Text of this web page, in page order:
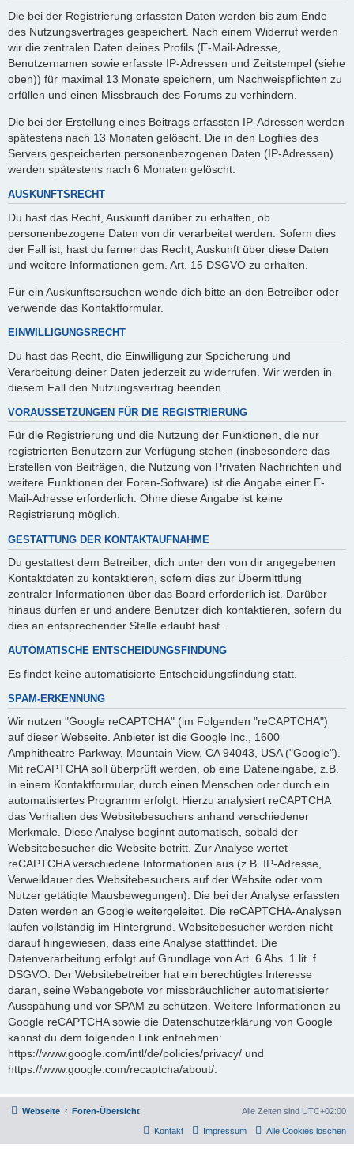
Die bei der Registrierung erfassten Daten werden bis zum Ende
des Nutzungsvertrages gespeichert. Nach einem Widerruf werden
wir die zentralen Daten deines Profils (E-Mail-Adresse,
Benutzernamen sowie erfasste IP-Adressen und Zeitstempel (siehe
oben)) für maximal 13 Monate speichern, um Nachweispflichten zu
erfüllen und einen Missbrauch des Forums zu verhindern.
Die bei der Erstellung eines Beitrags erfassten IP-Adressen werden
spätestens nach 13 Monaten gelöscht. Die in den Logfiles des
Servers gespeicherten personenbezogenen Daten (IP-Adressen)
werden spätestens nach 6 Monaten gelöscht.
AUSKUNFTSRECHT
Du hast das Recht, Auskunft darüber zu erhalten, ob
personenbezogene Daten von dir verarbeitet werden. Sofern dies
der Fall ist, hast du ferner das Recht, Auskunft über diese Daten
und weitere Informationen gem. Art. 15 DSGVO zu erhalten.
Für ein Auskunftsersuchen wende dich bitte an den Betreiber oder
verwende das Kontaktformular.
EINWILLIGUNGSRECHT
Du hast das Recht, die Einwilligung zur Speicherung und
Verarbeitung deiner Daten jederzeit zu widerrufen. Wir werden in
diesem Fall den Nutzungsvertrag beenden.
VORAUSSETZUNGEN FÜR DIE REGISTRIERUNG
Für die Registrierung und die Nutzung der Funktionen, die nur
registrierten Benutzern zur Verfügung stehen (insbesondere das
Erstellen von Beiträgen, die Nutzung von Privaten Nachrichten und
weitere Funktionen der Foren-Software) ist die Angabe einer E-
Mail-Adresse erforderlich. Ohne diese Angabe ist keine
Registrierung möglich.
GESTATTUNG DER KONTAKTAUFNAHME
Du gestattest dem Betreiber, dich unter den von dir angegebenen
Kontaktdaten zu kontaktieren, sofern dies zur Übermittlung
zentraler Informationen über das Board erforderlich ist. Darüber
hinaus dürfen er und andere Benutzer dich kontaktieren, sofern du
dies an entsprechender Stelle erlaubt hast.
AUTOMATISCHE ENTSCHEIDUNGSFINDUNG
Es findet keine automatisierte Entscheidungsfindung statt.
SPAM-ERKENNUNG
Wir nutzen "Google reCAPTCHA" (im Folgenden "reCAPTCHA")
auf dieser Webseite. Anbieter ist die Google Inc., 1600
Amphitheatre Parkway, Mountain View, CA 94043, USA ("Google").
Mit reCAPTCHA soll überprüft werden, ob eine Dateneingabe, z.B.
in einem Kontaktformular, durch einen Menschen oder durch ein
automatisiertes Programm erfolgt. Hierzu analysiert reCAPTCHA
das Verhalten des Websitebesuchers anhand verschiedener
Merkmale. Diese Analyse beginnt automatisch, sobald der
Websitebesucher die Website betritt. Zur Analyse wertet
reCAPTCHA verschiedene Informationen aus (z.B. IP-Adresse,
Verweildauer des Websitebesuchers auf der Website oder vom
Nutzer getätigte Mausbewegungen). Die bei der Analyse erfassten
Daten werden an Google weitergeleitet. Die reCAPTCHA-Analysen
laufen vollständig im Hintergrund. Websitebesucher werden nicht
darauf hingewiesen, dass eine Analyse stattfindet. Die
Datenverarbeitung erfolgt auf Grundlage von Art. 6 Abs. 1 lit. f
DSGVO. Der Websitebetreiber hat ein berechtigtes Interesse
daran, seine Webangebote vor missbräuchlicher automatisierter
Ausspähung und vor SPAM zu schützen. Weitere Informationen zu
Google reCAPTCHA sowie die Datenschutzerklärung von Google
kannst du dem folgenden Link entnehmen:
https://www.google.com/intl/de/policies/privacy/ und
https://www.google.com/recaptcha/about/.
Webseite Foren-Übersicht Alle Zeiten sind UTC+02:00
Alle Cookies löschen
Impressum
Kontakt